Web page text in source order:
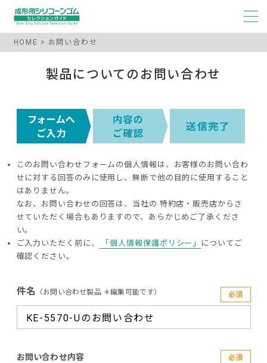
HOME お問い合わせ
製品についてのお問い合わせ
このお問い合わせフォームの個人情報は、お客様のお問い合わ
せに対する回答のみに使用し、無断で他の目的に使用すること
はありません。
なお、お問い合わせの回答は、当社の 特約店・販売店からさ
せていただく場合もありますので、あらかじめご了承くださ
い。
ご入力いただく前に、
「個人情報保護ポリシー」
についてご
確認ください。
件名 （お問い合わせ製品 ＊編集可能です） 必須
お問い合わせ内容 必須